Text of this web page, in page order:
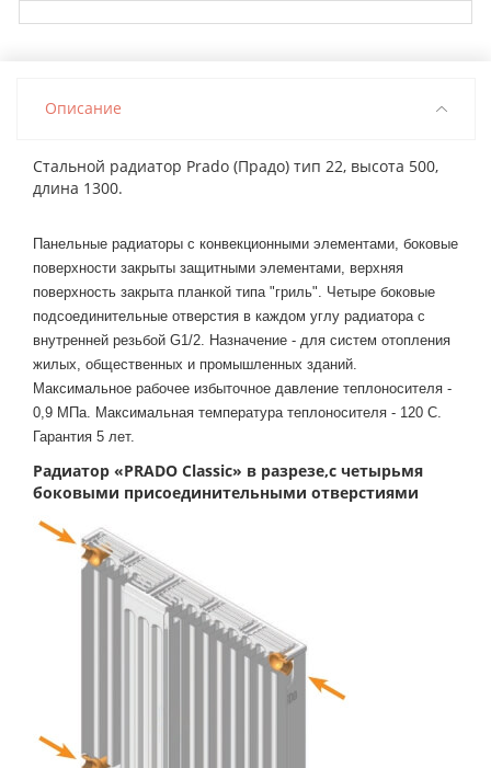
Описание
Стальной радиатор Prado (Прадо) тип 22, высота 500,
длина 1300.
Панельные радиаторы с конвекционными элементами, боковые
поверхности закрыты защитными элементами, верхняя
поверхность закрыта планкой типа "гриль". Четыре боковые
подсоединительные отверстия в каждом углу радиатора с
внутренней резьбой G1/2. Назначение - для систем отопления
жилых, общественных и промышленных зданий.
Максимальное рабочее избыточное давление теплоносителя -
0,9 МПа. Максимальная температура теплоносителя - 120 С.
Гарантия 5 лет.
Радиатор «PRADO Classic» в разрезе,с четырьмя
боковыми присоединительными отверстиями